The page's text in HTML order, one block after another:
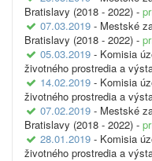
Bratislavy (2018 - 2022) -
07.03.2019 - Mestské
Bratislavy (2018 - 2022) -
05.03.2019 - Komisia
životného prostredia a
14.02.2019 - Komisia
životného prostredia a
07.02.2019 - Mestské
Bratislavy (2018 - 2022) -
28.01.2019 - Komisia
životného prostredia a